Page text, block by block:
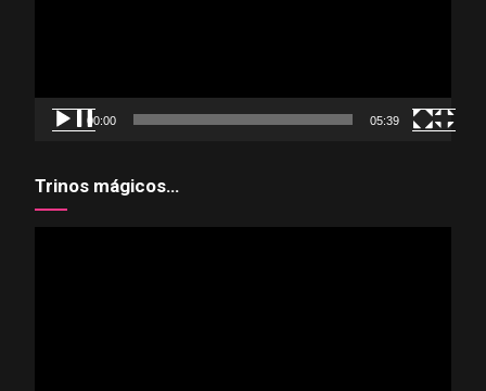
00:00 05:39
Trinos mágicos…